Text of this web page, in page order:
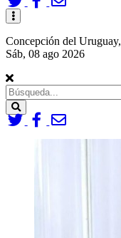
Toggle
navigation
Concepción del Uruguay,
Sáb, 08 ago 2026
Search